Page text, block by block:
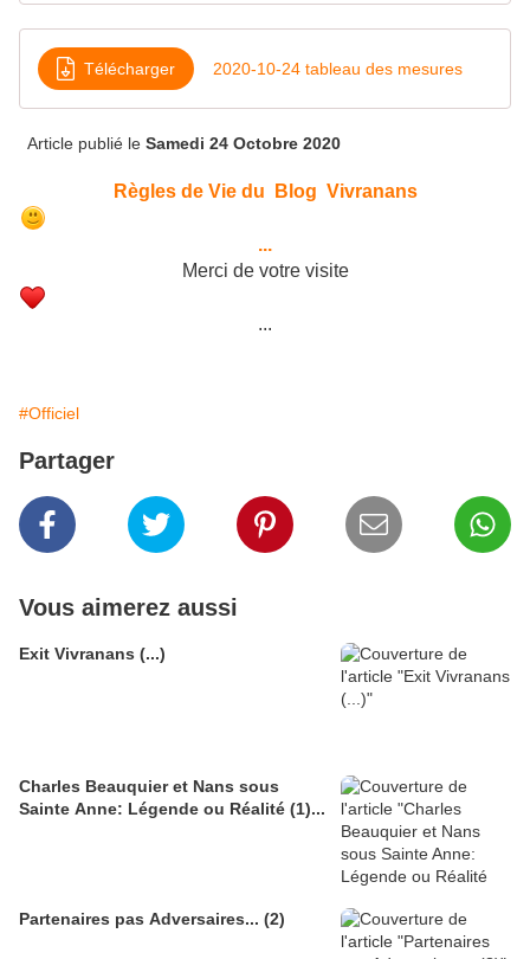
Télécharger 2020-10-24 tableau des mesures
Article publié le Samedi 24 Octobre 2020
Règles de Vie du Blog Vivranans
...
Merci de votre visite
...
#Officiel
Partager
Vous aimerez aussi
Exit Vivranans (...)
Charles Beauquier et Nans sous
Sainte Anne: Légende ou Réalité (1)...
Partenaires pas Adversaires... (2)